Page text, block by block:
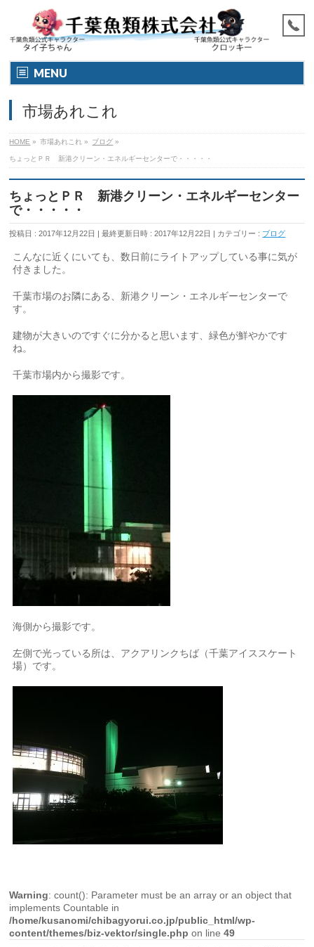
MENU
市場あれこれ
HOME » 市場あれこれ » ブログ »
ちょっとＰＲ 新港クリーン・エネルギーセンターで・・・・・
ちょっとＰＲ 新港クリーン・エネルギーセンター
で・・・・・
投稿日 : 2017年12月22日 最終更新日時 : 2017年12月22日 カテゴリー : ブログ
こんなに近くにいても、数日前にライトアップしている事に気が
付きました。
千葉市場のお隣にある、新港クリーン・エネルギーセンターで
す。
建物が大きいのですぐに分かると思います、緑色が鮮やかです
ね。
千葉市場内から撮影です。
海側から撮影です。
左側で光っている所は、アクアリンクちば（千葉アイススケート
場）です。
Warning: count(): Parameter must be an array or an object that
implements Countable in
/home/kusanomi/chibagyorui.co.jp/public_html/wp-
content/themes/biz-vektor/single.php on line49